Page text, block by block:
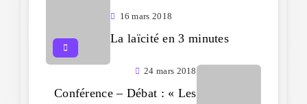
16 mars 2018
La laïcité en 3 minutes
24 mars 2018
Conférence – Débat : « Les